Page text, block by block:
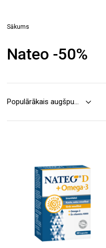
Sākums
Nateo -50%